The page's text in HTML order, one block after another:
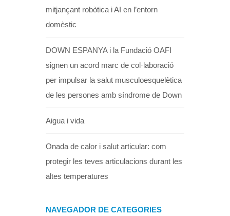
mitjançant robòtica i AI en l’entorn
domèstic
DOWN ESPANYA i la Fundació OAFI
signen un acord marc de col·laboració
per impulsar la salut musculoesquelètica
de les persones amb síndrome de Down
Aigua i vida
Onada de calor i salut articular: com
protegir les teves articulacions durant les
altes temperatures
NAVEGADOR DE CATEGORIES